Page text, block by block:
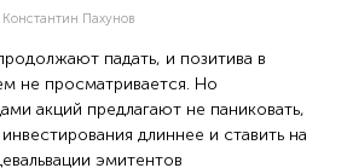
Константин Пахунов
падать, и позитива в
не просматривается. Но
акций предлагают не паниковать,
длиннее и ставить на
эмитентов